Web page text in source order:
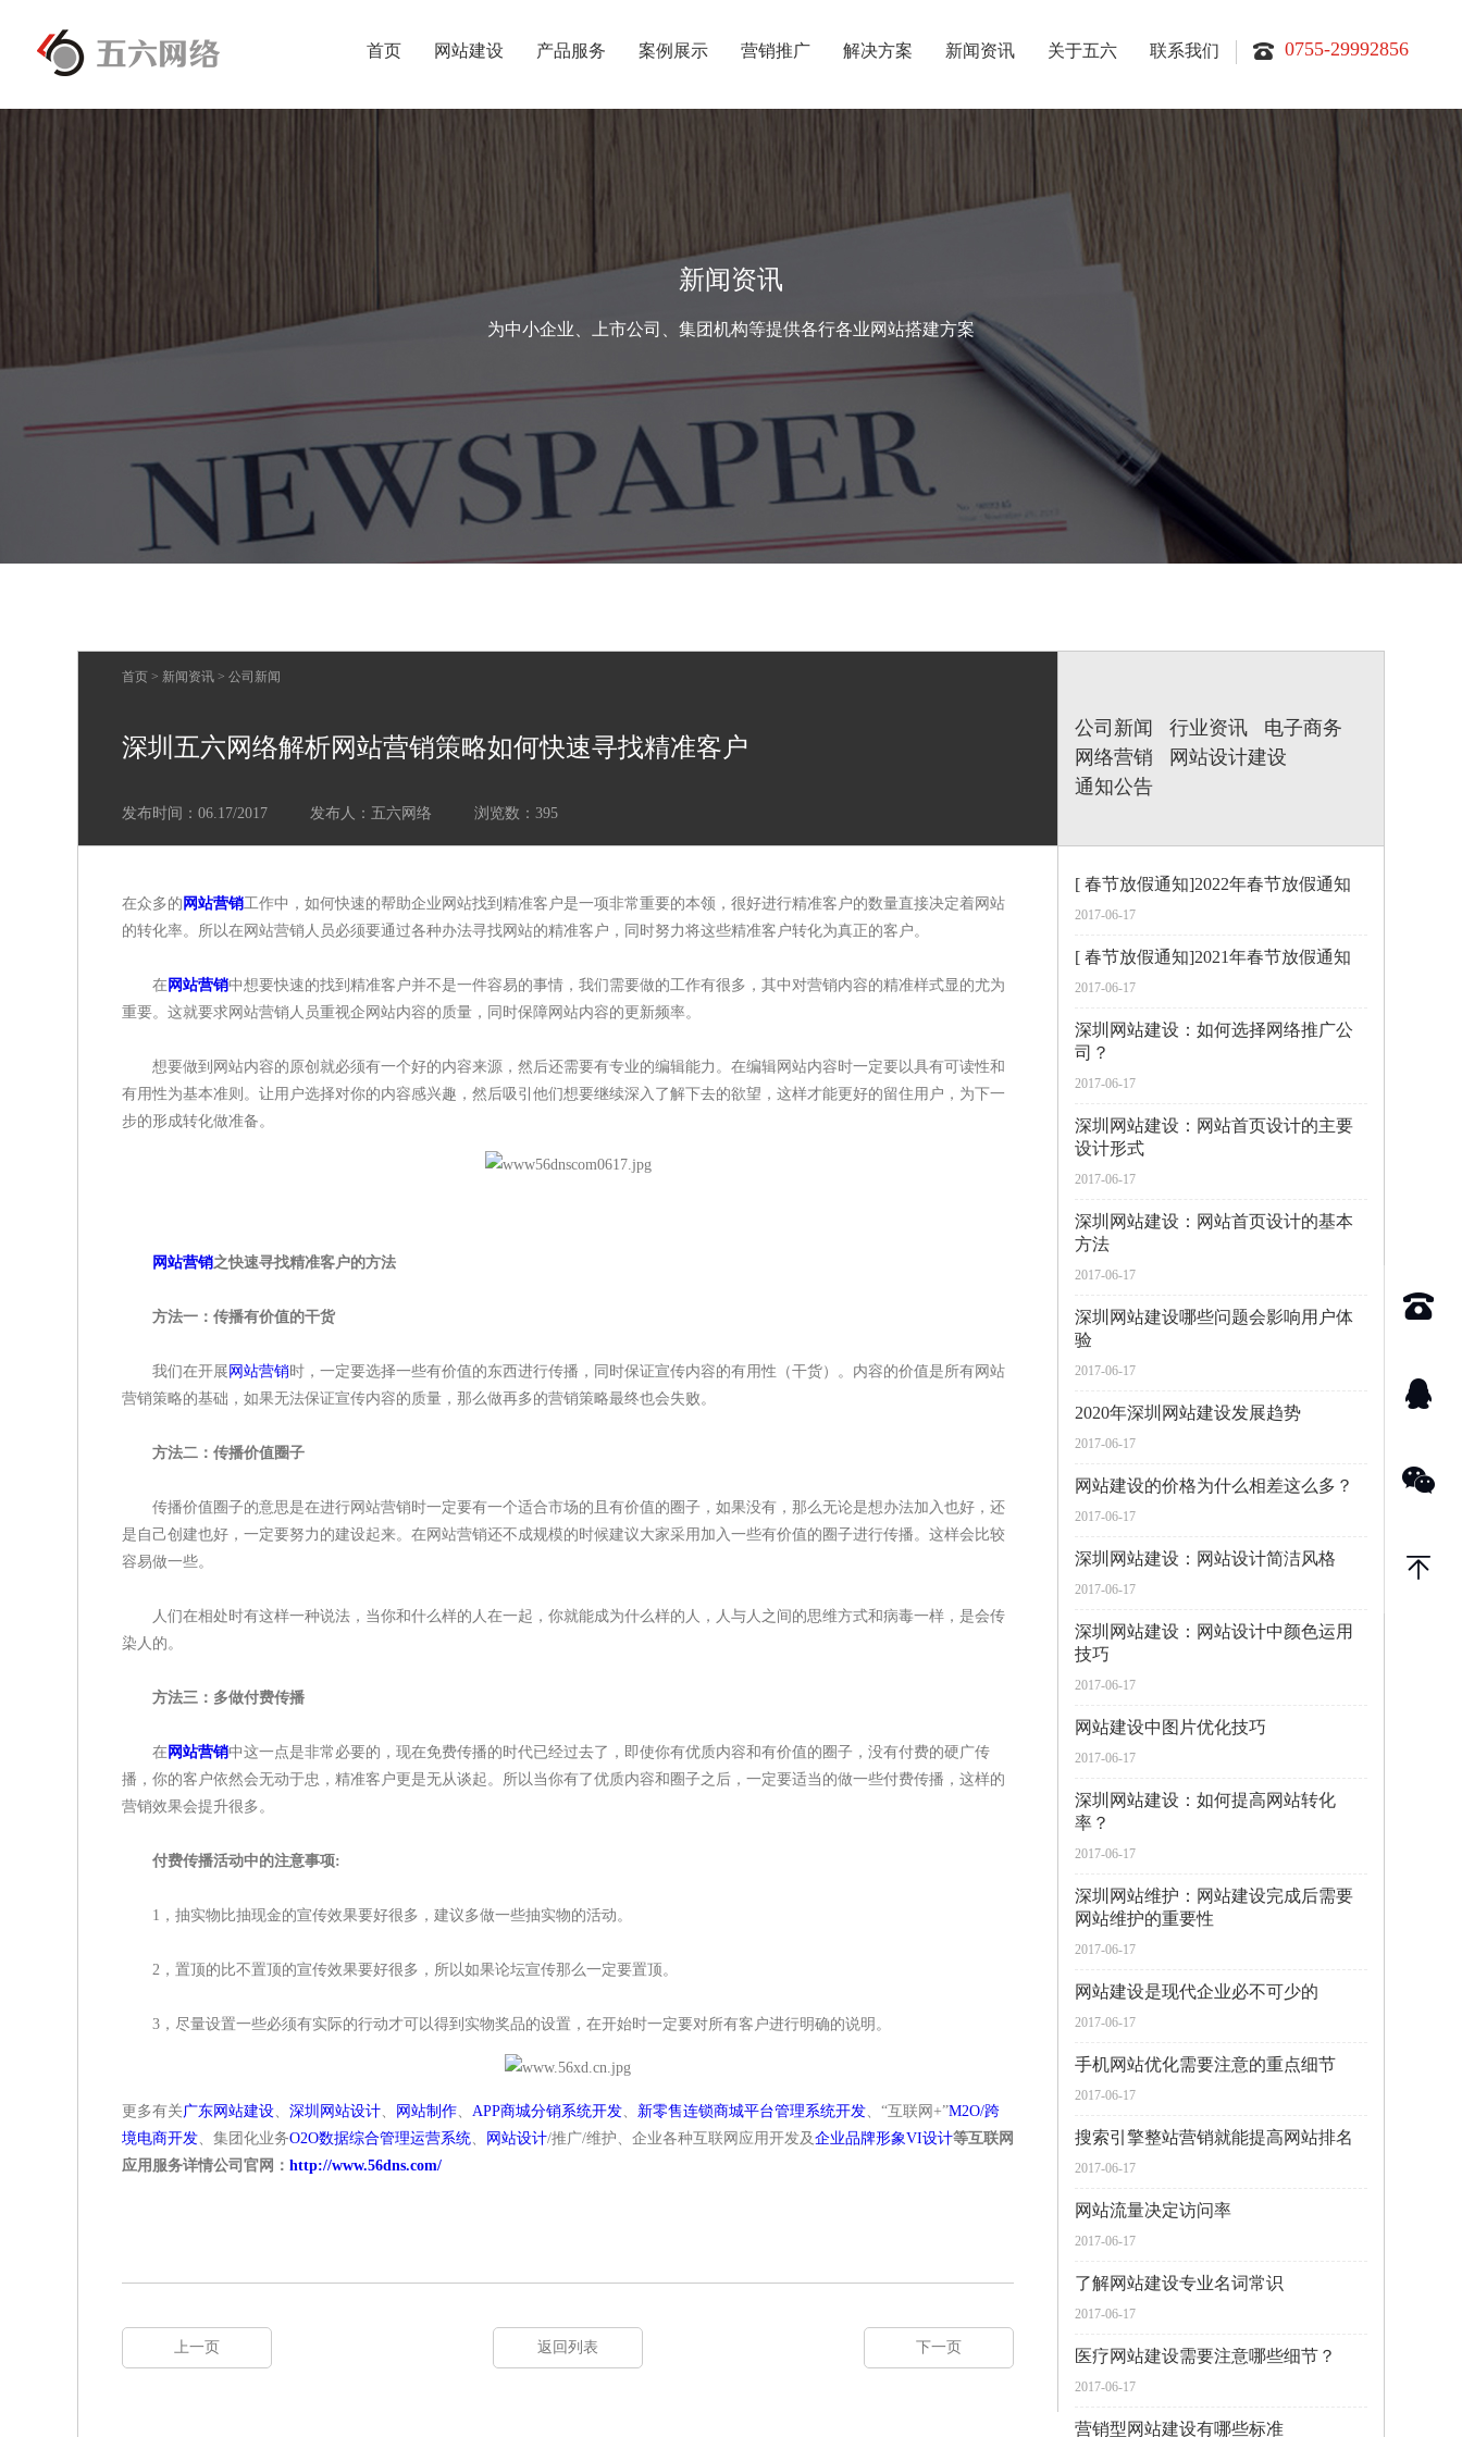
首页 网站建设 产品服务 案例展示 营销推广 解决方案 新闻资讯 关于五六 联系我们 0755-29992856
新闻资讯
为中小企业、上市公司、集团机构等提供各行各业网站搭建方案
首页 > 新闻资讯 > 公司新闻
深圳五六网络解析网站营销策略如何快速寻找精准客户
发布时间：06.17/2017 发布人：五六网络 浏览数： 395
在众多的 网站营销工作中，如何快速的帮助企业网站找到精准客户是一项非常重要的本领，很好进行精准客户的数量直接决定着网站
的转化率。所以在网站营销人员必须要通过各种办法寻找网站的精准客户，同时努力将这些精准客户转化为真正的客户。
在 网站营销中想要快速的找到精准客户并不是一件容易的事情，我们需要做的工作有很多，其中对营销内容的精准样式显的尤为
重要。这就要求网站营销人员重视企网站内容的质量，同时保障网站内容的更新频率。
想要做到网站内容的原创就必须有一个好的内容来源，然后还需要有专业的编辑能力。在编辑网站内容时一定要以具有可读性和
有用性为基本准则。让用户选择对你的内容感兴趣，然后吸引他们想要继续深入了解下去的欲望，这样才能更好的留住用户，为下一
步的形成转化做准备。
网站营销之快速寻找精准客户的方法
方法一：传播有价值的干货
我们在开展 网站营销时，一定要选择一些有价值的东西进行传播，同时保证宣传内容的有用性（干货）。内容的价值是所有网站
营销策略的基础，如果无法保证宣传内容的质量，那么做再多的营销策略最终也会失败。
方法二：传播价值圈子
传播价值圈子的意思是在进行网站营销时一定要有一个适合市场的且有价值的圈子，如果没有，那么无论是想办法加入也好，还
是自己创建也好，一定要努力的建设起来。在网站营销还不成规模的时候建议大家采用加入一些有价值的圈子进行传播。这样会比较
容易做一些。
人们在相处时有这样一种说法，当你和什么样的人在一起，你就能成为什么样的人，人与人之间的思维方式和病毒一样，是会传
染人的。
方法三：多做付费传播
在 网站营销中这一点是非常必要的，现在免费传播的时代已经过去了，即使你有优质内容和有价值的圈子，没有付费的硬广传
播，你的客户依然会无动于忠，精准客户更是无从谈起。所以当你有了优质内容和圈子之后，一定要适当的做一些付费传播，这样的
营销效果会提升很多。
付费传播活动中的注意事项:
1，抽实物比抽现金的宣传效果要好很多，建议多做一些抽实物的活动。
2，置顶的比不置顶的宣传效果要好很多，所以如果论坛宣传那么一定要置顶。
3，尽量设置一些必须有实际的行动才可以得到实物奖品的设置，在开始时一定要对所有客户进行明确的说明。
更多有关广东网站建设、 深圳网站设计、 网站制作、 APP商城分销系统开发、 新零售连锁商城平台管理系统开发、“互联网+”M2O/跨
境电商开发、集团化业务O2O数据综合管理运营系统、 网站设计/推广/维护、企业各种互联网应用开发及企业品牌形象VI设计等互联网
应用服务详情公司官网： http://www.56dns.com/
上一页 返回列表 下一页
公司新闻 行业资讯
电子商务
网络营销
网站设计建设
通知公告
[ 春节放假通知]2022年春节放假通知
2017-06-17
[ 春节放假通知]2021年春节放假通知
2017-06-17
深圳网站建设：如何选择网络推广公
司？
2017-06-17
深圳网站建设：网站首页设计的主要
设计形式
2017-06-17
深圳网站建设：网站首页设计的基本
方法
2017-06-17
深圳网站建设哪些问题会影响用户体
验
2017-06-17
2020年深圳网站建设发展趋势
2017-06-17
网站建设的价格为什么相差这么多？
2017-06-17
深圳网站建设：网站设计简洁风格
2017-06-17
深圳网站建设：网站设计中颜色运用
技巧
2017-06-17
网站建设中图片优化技巧
2017-06-17
深圳网站建设：如何提高网站转化
率？
2017-06-17
深圳网站维护：网站建设完成后需要
网站维护的重要性
2017-06-17
网站建设是现代企业必不可少的
2017-06-17
手机网站优化需要注意的重点细节
2017-06-17
搜索引擎整站营销就能提高网站排名
2017-06-17
网站流量决定访问率
2017-06-17
了解网站建设专业名词常识
2017-06-17
医疗网站建设需要注意哪些细节？
2017-06-17
营销型网站建设有哪些标准